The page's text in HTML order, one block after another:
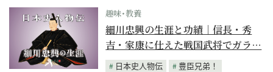
趣味･教養
細川忠興の生涯と功績｜信長・秀
吉・家康に仕えた戦国武将でガラ…
日本史人物伝
豊臣兄弟！